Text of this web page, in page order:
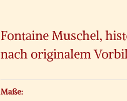
grösseres
Bild
Fontaine Muschel,
nach originalem
Maße: